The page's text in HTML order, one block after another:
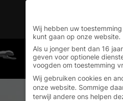
Wij hebben uw
kunt gaan op onze website.
Als u jonger bent dan 16
geven voor optionele
voogden om toestemming
Wij gebruiken cookies en
onze website. Sommige
terwijl andere ons helpen